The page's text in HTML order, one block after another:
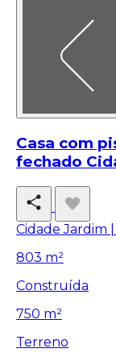
Casa com
fechado
Cidade Jardim
803 m²
Construída
750 m²
Terreno